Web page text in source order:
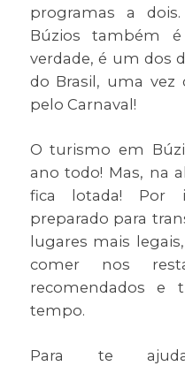
programas a
Búzios também é
verdade, é um dos
do Brasil, uma
pelo Carnaval!
O turismo em
ano todo! Mas, na
fica lotada! Por
preparado para
lugares mais
comer nos
recomendados e
tempo.
Para te